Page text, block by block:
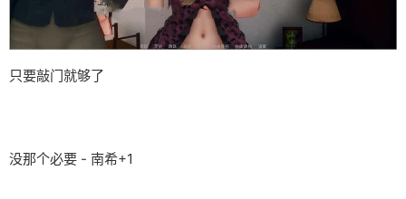
只要敲门就够了
没那个必要 - 南希+1